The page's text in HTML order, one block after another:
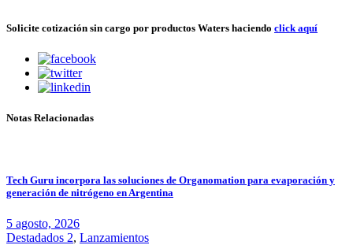
Solicite cotización sin cargo por productos Waters haciendo click aquí
Notas Relacionadas
Tech Guru incorpora las soluciones de Organomation para evaporación y
generación de nitrógeno en Argentina
5 agosto, 2026
Destadados 2, Lanzamientos